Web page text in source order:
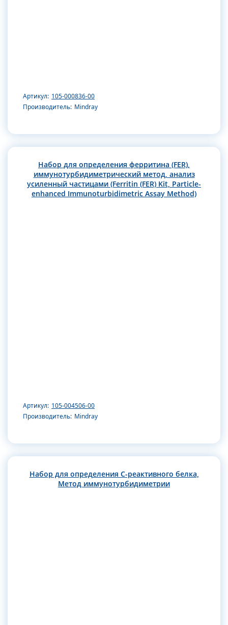
Артикул: 105-000836-00
Производитель: Mindray
Набор для определения ферритина (FER),
иммунотурбидиметрический метод, анализ
усиленный частицами (Ferritin (FER) Kit, Particle-
enhanced Immunoturbidimetric Assay Method)
Артикул: 105-004506-00
Производитель: Mindray
Набор для определения С-реактивного белка,
Метод иммунотурбидиметрии